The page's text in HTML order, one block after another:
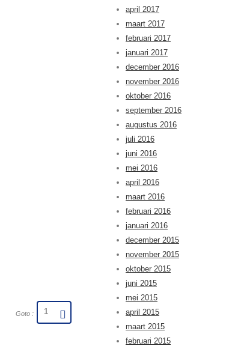
Goto :
april 2017
maart 2017
februari 2017
januari 2017
december 2016
november 2016
oktober 2016
september 2016
augustus 2016
juli 2016
juni 2016
mei 2016
april 2016
maart 2016
februari 2016
januari 2016
december 2015
november 2015
oktober 2015
juni 2015
mei 2015
april 2015
maart 2015
februari 2015